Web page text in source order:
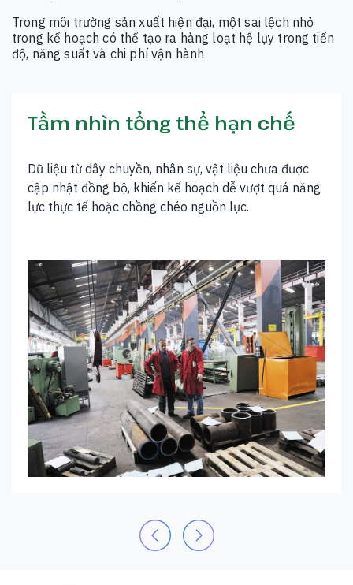
Trong môi trường sản xuất hiện đại, một sai lệch nhỏ
trong kế hoạch có thể tạo ra hàng loạt hệ lụy trong tiến
độ, năng suất và chi phí vận hành
Tầm nhìn tổng thể hạn chế
Dữ liệu từ dây chuyền, nhân sự, vật liệu chưa được
cập nhật đồng bộ, khiến kế hoạch dễ vượt quá năng
lực thực tế hoặc chồng chéo nguồn lực.